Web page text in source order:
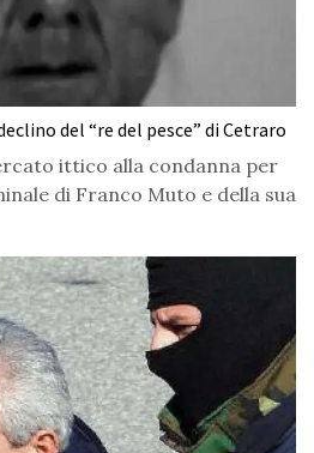
del “re del pesce” di Cetraro
ittico alla condanna per
di Franco Muto e della sua